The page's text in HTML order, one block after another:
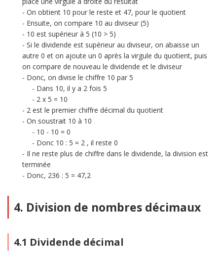
On obtient 10 pour le reste et 47, pour le quotient
Ensuite, on compare 10 au diviseur (5)
10 est supérieur à 5 (10 > 5)
Si le dividende est supérieur au diviseur, on abaisse un
autre 0 et on ajoute un 0 après la virgule du quotient, puis
on compare de nouveau le dividende et le diviseur
Donc, on divise le chiffre 10 par 5
Dans 10, il y a 2 fois 5
2 x 5 = 10
2 est le premier chiffre décimal du quotient
On soustrait 10 à 10
10 - 10 = 0
Donc 10 : 5 = 2 , il reste 0
Il ne reste plus de chiffre dans le dividende, la division est
terminée
Donc, 236 : 5 = 47,2
4. Division de nombres décimaux
4.1 Dividende décimal